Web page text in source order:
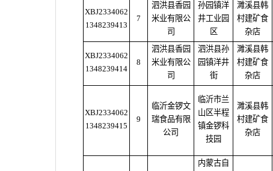
XBJ2334062
1348239413
7
泗洪县香园
米业有限公
司
孙园镇洋
井工业园
区
濉溪县韩
村建矿食
杂店
XBJ2334062
1348239414
8
泗洪县香园
米业有限公
司
泗洪县孙
园镇洋井
街
濉溪县韩
村建矿食
杂店
XBJ2334062
1348239415
9
临沂金锣文
瑞食品有限
公司
临沂市兰
山区半程
镇金锣科
技园
濉溪县韩
村建矿食
杂店
内蒙古自